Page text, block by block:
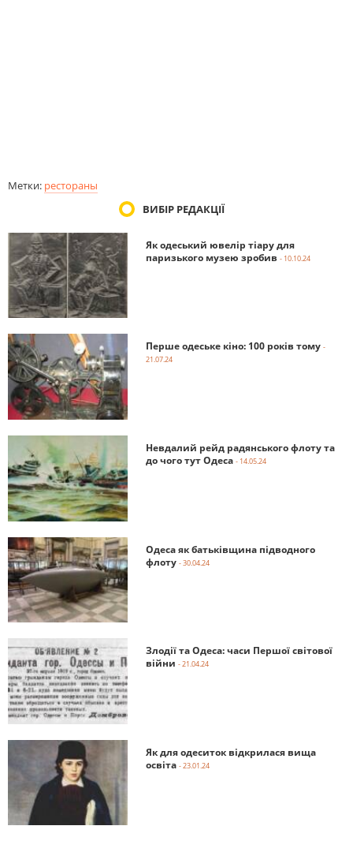
Метки: рестораны
ВИБІР РЕДАКЦІЇ
Як одеський ювелір тіару для
паризького музею зробив - 10.10.24
Перше одеське кіно: 100 років тому -
21.07.24
Невдалий рейд радянського флоту та
до чого тут Одеса - 14.05.24
Одеса як батьківщина підводного
флоту - 30.04.24
Злодії та Одеса: часи Першої світової
війни - 21.04.24
Як для одеситок відкрилася вища
освіта - 23.01.24